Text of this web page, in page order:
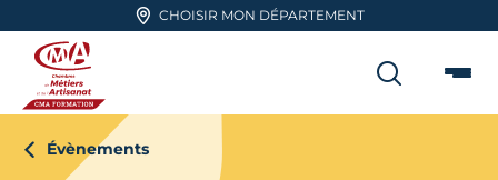
Aller en haut de pageCHOISIR MON DÉPARTEMENT
CMA FORMATION
Évènements